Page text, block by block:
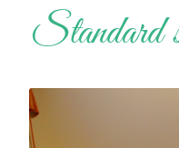
Standard